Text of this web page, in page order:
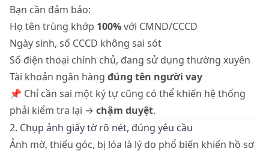
Bạn cần đảm bảo:
Họ tên trùng khớp 100%với CMND/CCCD
Ngày sinh, số CCCD không sai sót
Số điện thoại chính chủ, đang sử dụng thường xuyên
Tài khoản ngân hàng đúng tên người vay
📌 Chỉ cần sai một ký tự cũng có thể khiến hệ thống
phải kiểm tra lại → chậm duyệt.
2. Chụp ảnh giấy tờ rõ nét, đúng yêu cầu
Ảnh mờ, thiếu góc, bị lóa là lý do phổ biến khiến hồ sơ